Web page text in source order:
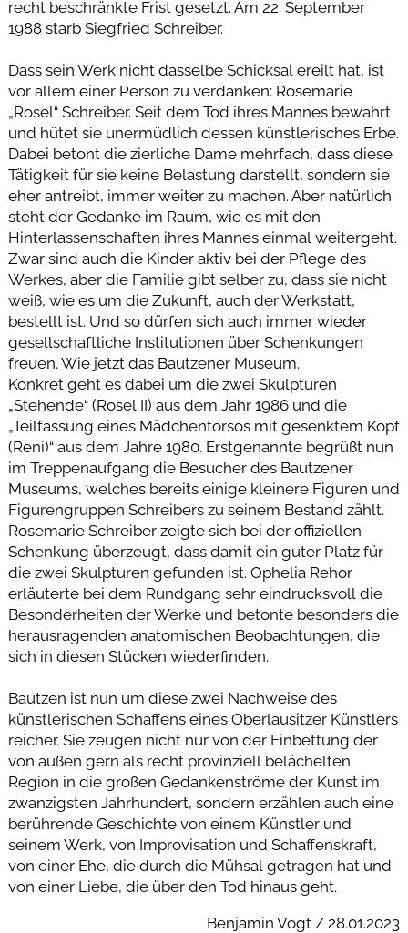
recht beschränkte Frist gesetzt. Am 22. September
1988 starb Siegfried Schreiber.
Dass sein Werk nicht dasselbe Schicksal ereilt hat, ist
vor allem einer Person zu verdanken: Rosemarie
„Rosel“ Schreiber. Seit dem Tod ihres Mannes bewahrt
und hütet sie unermüdlich dessen künstlerisches Erbe.
Dabei betont die zierliche Dame mehrfach, dass diese
Tätigkeit für sie keine Belastung darstellt, sondern sie
eher antreibt, immer weiter zu machen. Aber natürlich
steht der Gedanke im Raum, wie es mit den
Hinterlassenschaften ihres Mannes einmal weitergeht.
Zwar sind auch die Kinder aktiv bei der Pflege des
Werkes, aber die Familie gibt selber zu, dass sie nicht
weiß, wie es um die Zukunft, auch der Werkstatt,
bestellt ist. Und so dürfen sich auch immer wieder
gesellschaftliche Institutionen über Schenkungen
freuen. Wie jetzt das Bautzener Museum.
Konkret geht es dabei um die zwei Skulpturen
„Stehende“ (Rosel II) aus dem Jahr 1986 und die
„Teilfassung eines Mädchentorsos mit gesenktem Kopf
(Reni)“ aus dem Jahre 1980. Erstgenannte begrüßt nun
im Treppenaufgang die Besucher des Bautzener
Museums, welches bereits einige kleinere Figuren und
Figurengruppen Schreibers zu seinem Bestand zählt.
Rosemarie Schreiber zeigte sich bei der offiziellen
Schenkung überzeugt, dass damit ein guter Platz für
die zwei Skulpturen gefunden ist. Ophelia Rehor
erläuterte bei dem Rundgang sehr eindrucksvoll die
Besonderheiten der Werke und betonte besonders die
herausragenden anatomischen Beobachtungen, die
sich in diesen Stücken wiederfinden.
Bautzen ist nun um diese zwei Nachweise des
künstlerischen Schaffens eines Oberlausitzer Künstlers
reicher. Sie zeugen nicht nur von der Einbettung der
von außen gern als recht provinziell belächelten
Region in die großen Gedankenströme der Kunst im
zwanzigsten Jahrhundert, sondern erzählen auch eine
berührende Geschichte von einem Künstler und
seinem Werk, von Improvisation und Schaffenskraft,
von einer Ehe, die durch die Mühsal getragen hat und
von einer Liebe, die über den Tod hinaus geht.
Benjamin Vogt / 28.01.2023